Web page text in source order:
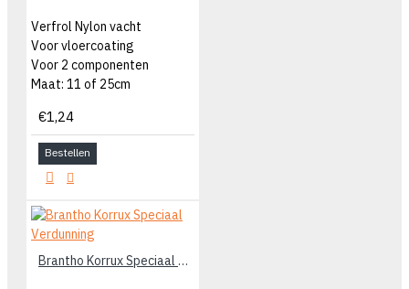
Verfrol Nylon vacht
Voor vloercoating
Voor 2 componenten
Maat: 11 of 25cm
€1,24
Bestellen
Brantho Korrux Speciaal Verdunning